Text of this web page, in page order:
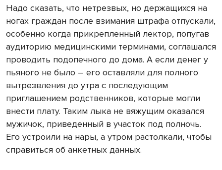
Надо сказать, что нетрезвых, но держащихся на
ногах граждан после взимания штрафа отпускали,
особенно когда прикрепленный лектор, попугав
аудиторию медицинскими терминами, соглашался
проводить подопечного до дома. А если денег у
пьяного не было – его оставляли для полного
вытрезвления до утра с последующим
приглашением родственников, которые могли
внести плату. Таким лыка не вяжущим оказался
мужичок, приведенный в участок под полночь.
Его устроили на нары, а утром растолкали, чтобы
справиться об анкетных данных.